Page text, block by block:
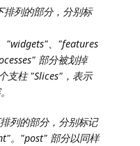
列的部分，分别标
"widgets"、"features
部分被划掉
支柱 "Slices"，表示
列的部分，分别标记
。"post" 部分以同样